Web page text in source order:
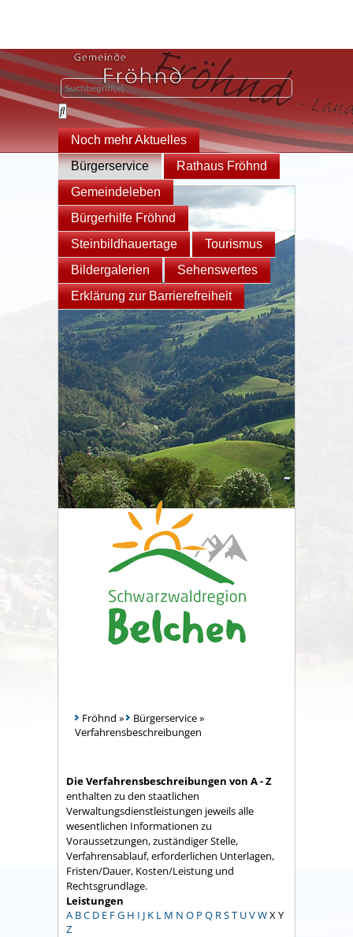
Noch mehr Aktuelles
Bürgerservice
Rathaus Fröhnd
Gemeindeleben
Bürgerhilfe Fröhnd
Steinbildhauertage
Tourismus
Bildergalerien
Sehenswertes
Erklärung zur Barrierefreiheit
Fröhnd » Bürgerservice»
Verfahrensbeschreibungen
Die Verfahrensbeschreibungen von A - Z
enthalten zu den staatlichen
Verwaltungsdienstleistungen jeweils alle
wesentlichen Informationen zu
Voraussetzungen, zuständiger Stelle,
Verfahrensablauf, erforderlichen Unterlagen,
Fristen/Dauer, Kosten/Leistung und
Rechtsgrundlage.
Leistungen
A BC D E FG H I J K L M N O P Q RST UVWX Y
Z